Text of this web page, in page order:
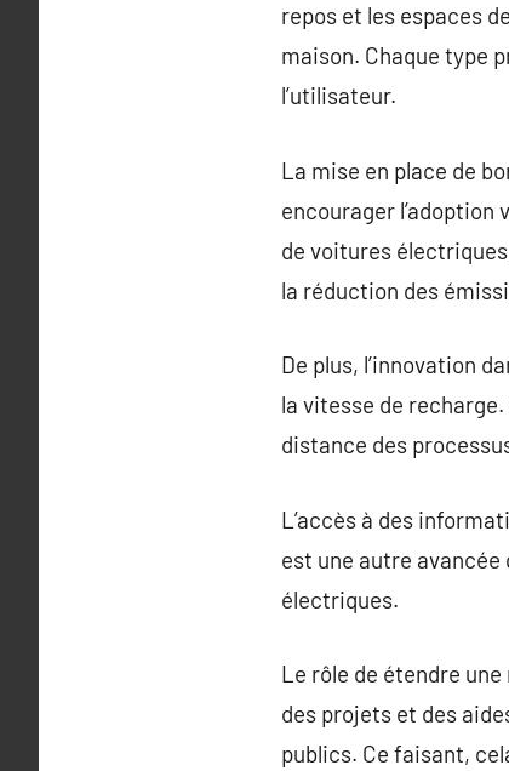
repos et les espaces
maison. Chaque type
l’utilisateur.
La mise en place de
encourager
de voitures
la réduction des
De plus, l’innovation
la vitesse de
distance des
L’accès à des
est une autre
électriques.
Le rôle de étendre
des projets et des
publics. Ce faisant,